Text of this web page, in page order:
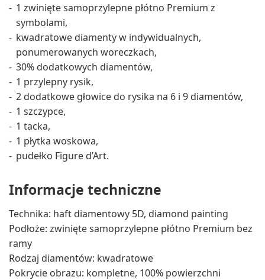
1 zwinięte samoprzylepne płótno Premium z
symbolami,
kwadratowe diamenty w indywidualnych,
ponumerowanych woreczkach,
30% dodatkowych diamentów,
1 przylepny rysik,
2 dodatkowe głowice do rysika na 6 i 9 diamentów,
1 szczypce,
1 tacka,
1 płytka woskowa,
pudełko Figure d’Art.
Informacje techniczne
Technika: haft diamentowy 5D, diamond painting
Podłoże: zwinięte samoprzylepne płótno Premium bez
ramy
Rodzaj diamentów: kwadratowe
Pokrycie obrazu: kompletne, 100% powierzchni